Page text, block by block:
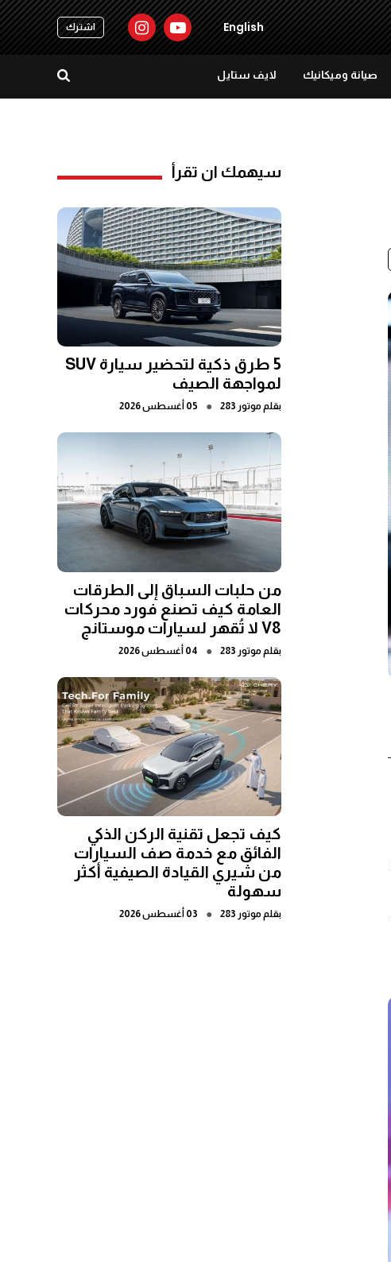
English اشترك
صيانة وميكانيك لايف ستايل
سيهمك ان تقرأ
5 طرق ذكية لتحضير سيارة SUV
لمواجهة الصيف
بقلم موتور 283 ● 05 أغسطس 2026
من حلبات السباق إلى الطرقات
العامة كيف تصنع فورد محركات
V8 لا تُقهر لسيارات موستانج
بقلم موتور 283 ● 04 أغسطس 2026
كيف تجعل تقنية الركن الذكي
الفائق مع خدمة صف السيارات
من شيري القيادة الصيفية أكثر
سهولة
بقلم موتور 283 ● 03 أغسطس 2026